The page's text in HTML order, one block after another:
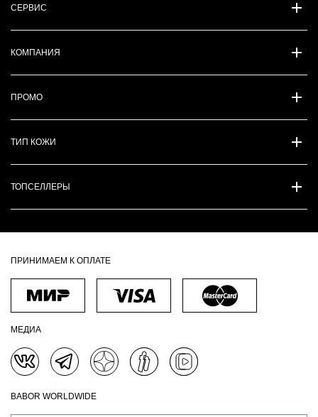
СЕРВИС
КОМПАНИЯ
ПРОМО
ТИП КОЖИ
ТОПСЕЛЛЕРЫ
ПРИНИМАЕМ К ОПЛАТЕ
МЕДИА
BABOR WORLDWIDE